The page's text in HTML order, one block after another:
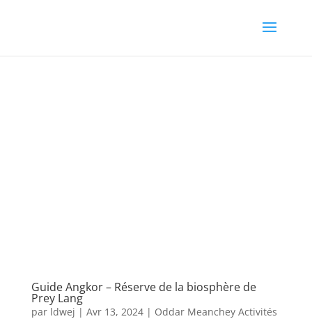
Guide Angkor – Réserve de la biosphère de
Prey Lang
par ldwej | Avr 13, 2024| Oddar Meanchey Activités